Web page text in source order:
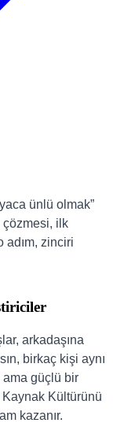
ünlü olmak”
çözmesi, ilk
adım, zinciri
arkadaşına
birkaç kişi aynı
ama güçlü bir
Kaynak Kültürünü
kazanır.